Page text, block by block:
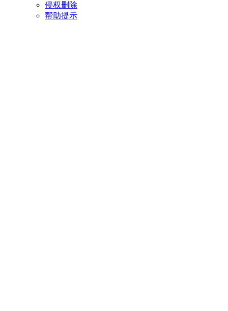
侵权删除
帮助提示